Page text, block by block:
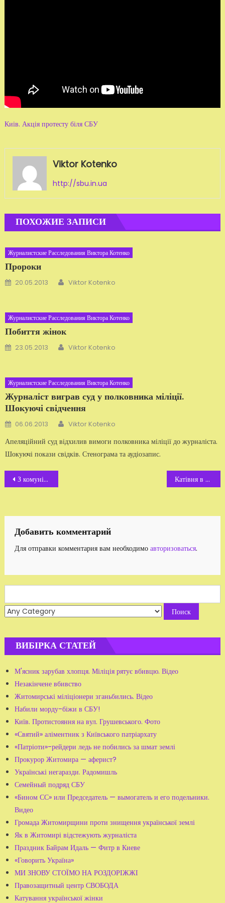
Киів. Акція протесту біля СБУ
Viktor Kotenko
http://sbu.in.ua
ПОХОЖИЕ ЗАПИСИ
Журналистские Расследования Виктора Котенко
Пророки
Добавлено
20.05.2013 Автор
Viktor Kotenko
Журналистские Расследования Виктора Котенко
Побиття жінок
Добавлено
23.05.2013 Автор
Viktor Kotenko
Журналистские Расследования Виктора Котенко
Журналіст виграв суд у полковника міліції.
Шокуючі свідчення
Добавлено
06.06.2013 Автор
Viktor Kotenko
Апеляційний суд відхилив вимоги полковника міліції до журналіста.
Шокуючі покази свідків. Стенограма та аудіозапис.
Навигация
записям
З комуністичним привітом! Катівня в житомирському витверезнику
Добавить комментарий
Для отправки комментария вам необходимо авторизоваться.
for:
ВИБІРКА СТАТЕЙ
М'ясник зарубав хлопця. Міліція рятує вбивцю. Відео
Незакінчене вбивство
Житомирські міліціонери зганьбились. Відео
Набили морду-біжи в СБУ!
Київ. Протистояння на вул. Грушевського. Фото
«Святий» аліментник з Київського патріархату
«Патріоти»-рейдери ледь не побились за шмат землі
Прокурор Житомира — аферист?
Українські негаразди. Радомишль
Семейный подряд СБУ
«Бином СС» или Председатель — вымогатель и его подельники.
Видео
Громада Житомирщини проти знищення української землі
Як в Житомирі відстежують журналіста
Праздник Байрам Идаль — Фитр в Киеве
«Говорить Україна»
МИ ЗНОВУ СТОЇМО НА РОЗДОРІЖЖІ
Правозащитный центр СВОБОДА
Катування української жінки